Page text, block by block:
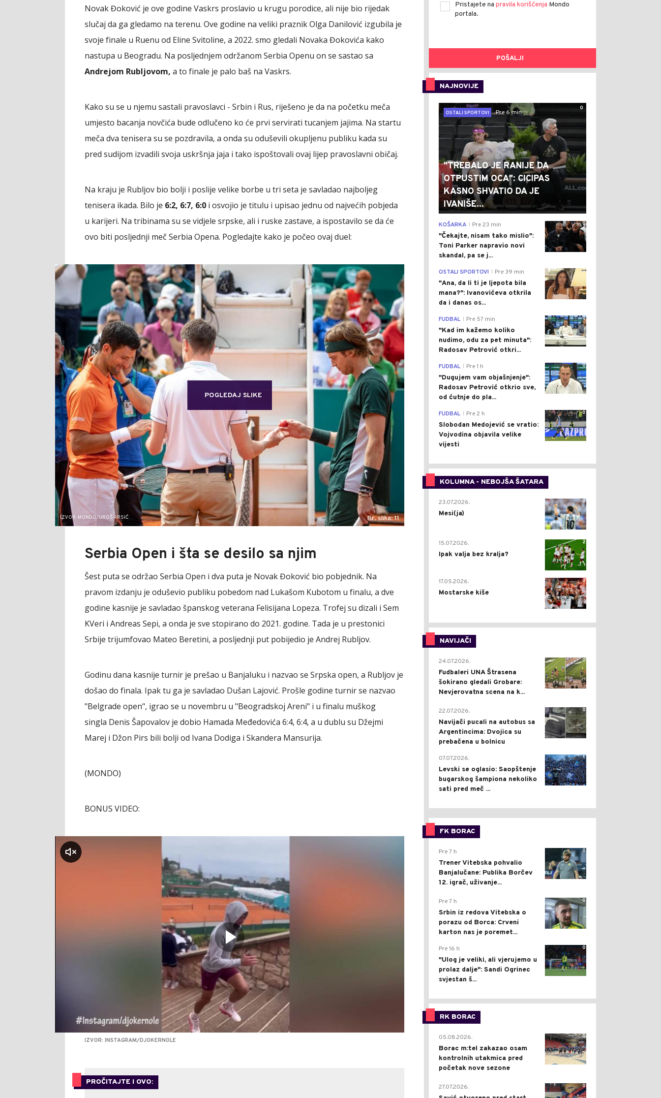
Novak Đoković je ove godine Vaskrs proslavio u krugu porodice, ali nije bio rijedak
slučaj da ga gledamo na terenu. Ove godine na veliki praznik Olga Danilović izgubila je
svoje finale u Ruenu od Eline Svitoline, a 2022. smo gledali Novaka Đokovića kako
nastupa u Beogradu. Na posljednjem održanom Serbia Openu on se sastao sa
Andrejom Rubljovom, a to finale je palo baš na Vaskrs.
Kako su se u njemu sastali pravoslavci - Srbin i Rus, riješeno je da na početku meča
umjesto bacanja novčića bude odlučeno ko će prvi servirati tucanjem jajima. Na startu
meča dva tenisera su se pozdravila, a onda su oduševili okupljenu publiku kada su
pred sudijom izvadili svoja uskršnja jaja i tako ispoštovali ovaj lijep pravoslavni običaj.
Na kraju je Rubljov bio bolji i poslije velike borbe u tri seta je savladao najboljeg
tenisera ikada. Bilo je 6:2, 6:7, 6:0 i osvojio je titulu i upisao jednu od najvećih pobjeda
u karijeri. Na tribinama su se vidjele srpske, ali i ruske zastave, a ispostavilo se da će
ovo biti posljednji meč Serbia Opena. Pogledajte kako je počeo ovaj duel:
POGLEDAJ SLIKE
IZVOR: MONDO/UROŠ ARSIĆ Br. slika: 11
Serbia Open i šta se desilo sa njim
Šest puta se održao Serbia Open i dva puta je Novak Đoković bio pobjednik. Na
pravom izdanju je oduševio publiku pobedom nad Lukašom Kubotom u finalu, a dve
godine kasnije je savladao španskog veterana Felisijana Lopeza. Trofej su dizali i Sem
KVeri i Andreas Sepi, a onda je sve stopirano do 2021. godine. Tada je u prestonici
Srbije trijumfovao Mateo Beretini, a posljednji put pobijedio je Andrej Rubljov.
Godinu dana kasnije turnir je prešao u Banjaluku i nazvao se Srpska open, a Rubljov je
došao do finala. Ipak tu ga je savladao Dušan Lajović. Prošle godine turnir se nazvao
"Belgrade open", igrao se u novembru u "Beogradskoj Areni" i u finalu muškog
singla Denis Šapovalov je dobio Hamada Međedovića 6:4, 6:4, a u dublu su Džejmi
Marej i Džon Pirs bili bolji od Ivana Dodiga i Skandera Mansurija.
(MONDO)
BONUS VIDEO:
klikni za zvuk
IZVOR: INSTAGRAM/DJOKERNOLE
PROČITAJTE I OVO:
Pristajete na pravila korišćenja Mondo
portala.
POŠALJI
NAJNOVIJE
0
OSTALI SPORTOVI
Pre 6 min
"TREBALO JE RANIJE DA
OTPUSTIM OCA": CICIPAS
KASNO SHVATIO DA JE
IVANIŠE...
0
KOŠARKA Pre 23 min
"Čekajte, nisam tako mislio":
Toni Parker napravio novi
skandal, pa se j...
0
OSTALI SPORTOVI Pre 39 min
"Ana, da li ti je ljepota bila
mana?": Ivanovićeva otkrila
da i danas os...
0
FUDBAL Pre 57 min
"Kad im kažemo koliko
nudimo, odu za pet minuta":
Radosav Petrović otkri...
0
FUDBAL Pre 1 h
"Dugujem vam objašnjenje":
Radosav Petrović otkrio sve,
od ćutnje do pla...
0
FUDBAL Pre 2 h
Slobodan Medojević se vratio:
Vojvodina objavila velike
vijesti
KOLUMNA - NEBOJŠA ŠATARA
0
23.07.2026.
Mesi(ja)
2
15.07.2026.
Ipak valja bez kralja?
0
17.05.2026.
Mostarske kiše
NAVIJAČI
0
24.07.2026.
Fudbaleri UNA Štrasena
šokirano gledali Grobare:
Nevjerovatna scena na k...
0
22.07.2026.
Navijači pucali na autobus sa
Argentincima: Dvojica su
prebačena u bolnicu
1
07.07.2026.
Levski se oglasio: Saopštenje
bugarskog šampiona nekoliko
sati pred meč ...
FK BORAC
0
Pre 7 h
Trener Vitebska pohvalio
Banjalučane: Publika Borčev
12. igrač, uživanje...
0
Pre 7 h
Srbin iz redova Vitebska o
porazu od Borca: Crveni
karton nas je poremet...
0
Pre 16 h
"Ulog je veliki, ali vjerujemo u
prolaz dalje": Sandi Ogrinec
svjestan š...
RK BORAC
0
05.08.2026.
Borac m:tel zakazao osam
kontrolnih utakmica pred
početak nove sezone
0
27.07.2026.